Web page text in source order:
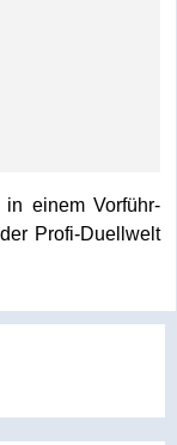
einem Vorführ-
Profi-Duellwelt